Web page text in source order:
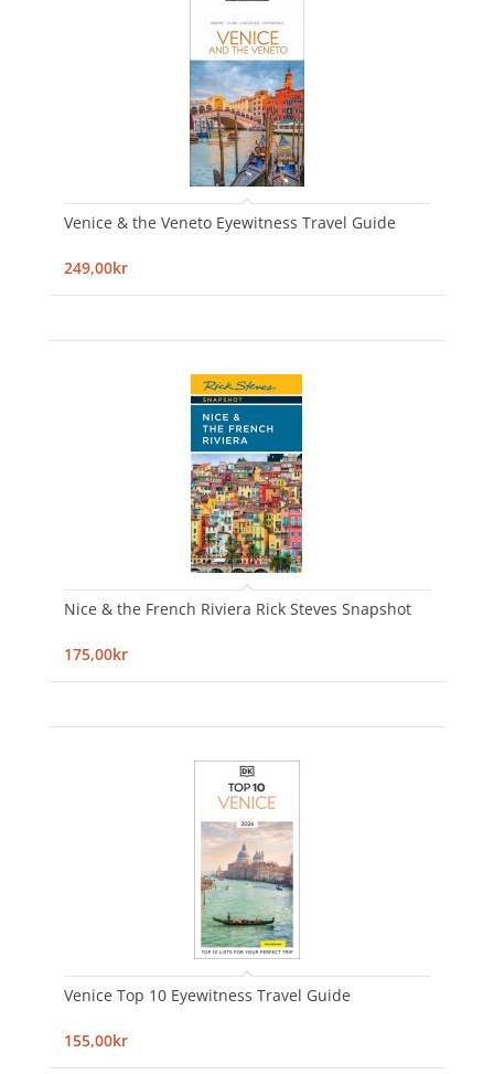
Venice & the Veneto Eyewitness Travel Guide
249,00kr
Nice & the French Riviera Rick Steves Snapshot
175,00kr
Venice Top 10 Eyewitness Travel Guide
155,00kr